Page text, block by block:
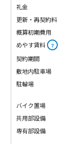
礼金
更新・再契約料
概算初期費用
めやす賃料 ？
契約期間
敷地内駐車場
駐輪場
バイク置場
共用部設備
専有部設備